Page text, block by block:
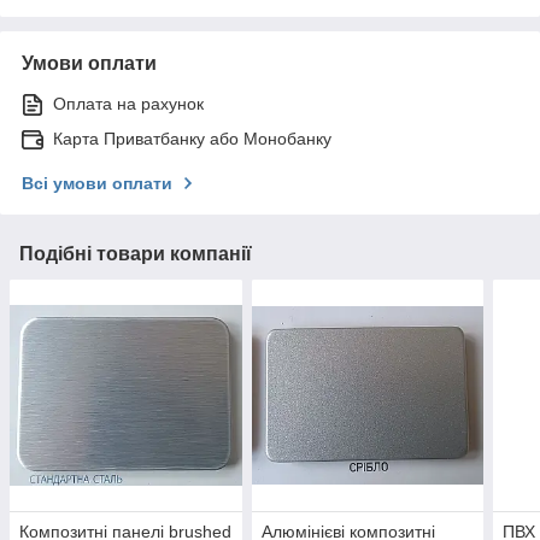
Умови оплати
Оплата на рахунок
Карта Приватбанку або Монобанку
Всі умови оплати
Подібні товари компанії
Композитні панелі brushed Алюмінієві композитні ПВХ